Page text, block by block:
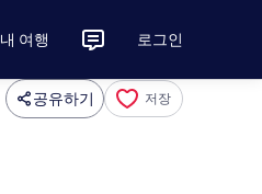
내 여행 로그인
공유하기 저장